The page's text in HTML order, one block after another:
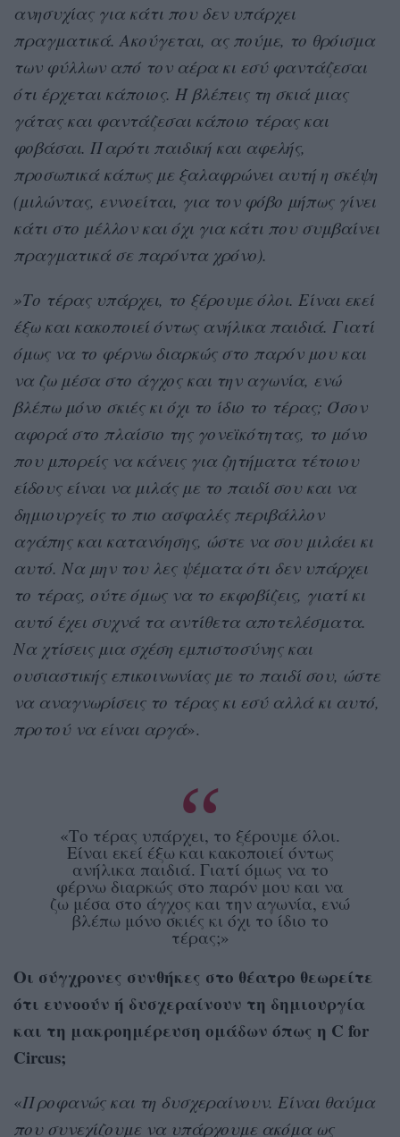
ανησυχίας για κάτι που δεν υπάρχει
πραγματικά. Ακούγεται, ας πούμε, το θρόισμα
των φύλλων από τον αέρα κι εσύ φαντάζεσαι
ότι έρχεται κάποιος. Ή βλέπεις τη σκιά μιας
γάτας και φαντάζεσαι κάποιο τέρας και
φοβάσαι. Παρότι παιδική και αφελής,
προσωπικά κάπως με ξαλαφρώνει αυτή η σκέψη
(μιλώντας, εννοείται, για τον φόβο μήπως γίνει
κάτι στο μέλλον και όχι για κάτι που συμβαίνει
πραγματικά σε παρόντα χρόνο).
»Το τέρας υπάρχει, το ξέρουμε όλοι. Είναι εκεί
έξω και κακοποιεί όντως ανήλικα παιδιά. Γιατί
όμως να το φέρνω διαρκώς στο παρόν μου και
να ζω μέσα στο άγχος και την αγωνία, ενώ
βλέπω μόνο σκιές κι όχι το ίδιο το τέρας; Όσον
αφορά στο πλαίσιο της γονεϊκότητας, το μόνο
που μπορείς να κάνεις για ζητήματα τέτοιου
είδους είναι να μιλάς με το παιδί σου και να
δημιουργείς το πιο ασφαλές περιβάλλον
αγάπης και κατανόησης, ώστε να σου μιλάει κι
αυτό. Να μην του λες ψέματα ότι δεν υπάρχει
το τέρας, ούτε όμως να το εκφοβίζεις, γιατί κι
αυτό έχει συχνά τα αντίθετα αποτελέσματα.
Να χτίσεις μια σχέση εμπιστοσύνης και
ουσιαστικής επικοινωνίας με το παιδί σου, ώστε
να αναγνωρίσεις το τέρας κι εσύ αλλά κι αυτό,
προτού να είναι αργά».
«Το τέρας υπάρχει, το ξέρουμε όλοι.
Είναι εκεί έξω και κακοποιεί όντως
ανήλικα παιδιά. Γιατί όμως να το
φέρνω διαρκώς στο παρόν μου και να
ζω μέσα στο άγχος και την αγωνία, ενώ
βλέπω μόνο σκιές κι όχι το ίδιο το
τέρας;»
Οι σύγχρονες συνθήκες στο θέατρο θεωρείτε
ότι ευνοούν ή δυσχεραίνουν τη δημιουργία
και τη μακροημέρευση ομάδων όπως η C for
Circus;
«Προφανώς και τη δυσχεραίνουν. Είναι θαύμα
που συνεχίζουμε να υπάρχουμε ακόμα ως